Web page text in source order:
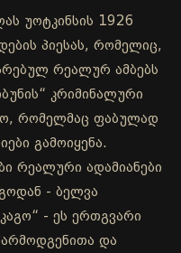
უოტკინსის 1926
პიესას, რომელიც,
რეალურ ამბებს
კრიმინალური
რომელმაც ფაბულად
გამოიყენა.
რეალური ადამიანები
- ბელვა
- ეს ერთგვარი
და